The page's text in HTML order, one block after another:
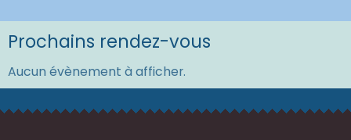
Prochains rendez-vous
Aucun évènement à afficher.